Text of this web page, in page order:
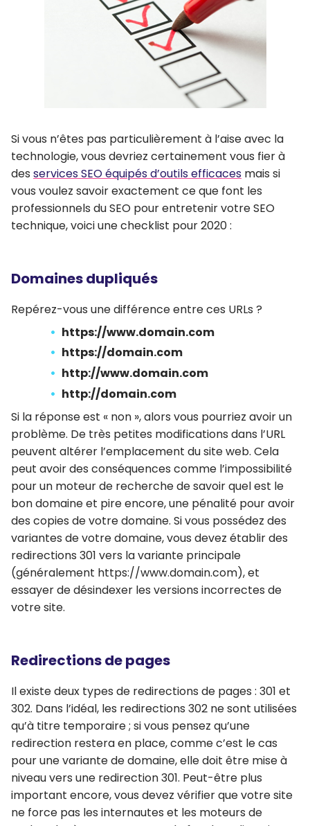
Si vous n’êtes pas particulièrement à l’aise avec la
technologie, vous devriez certainement vous fier à
des services SEO équipés d’outils efficaces mais si
vous voulez savoir exactement ce que font les
professionnels du SEO pour entretenir votre SEO
technique, voici une checklist pour 2020 :
Domaines dupliqués
Repérez-vous une différence entre ces URLs ?
https://www.domain.com
https://domain.com
http://www.domain.com
http://domain.com
Si la réponse est « non », alors vous pourriez avoir un
problème. De très petites modifications dans l’URL
peuvent altérer l’emplacement du site web. Cela
peut avoir des conséquences comme l’impossibilité
pour un moteur de recherche de savoir quel est le
bon domaine et pire encore, une pénalité pour avoir
des copies de votre domaine. Si vous possédez des
variantes de votre domaine, vous devez établir des
redirections 301 vers la variante principale
(généralement https://www.domain.com), et
essayer de désindexer les versions incorrectes de
votre site.
Redirections de pages
Il existe deux types de redirections de pages : 301 et
302. Dans l’idéal, les redirections 302 ne sont utilisées
qu’à titre temporaire ; si vous pensez qu’une
redirection restera en place, comme c’est le cas
pour une variante de domaine, elle doit être mise à
niveau vers une redirection 301. Peut-être plus
important encore, vous devez vérifier que votre site
ne force pas les internautes et les moteurs de